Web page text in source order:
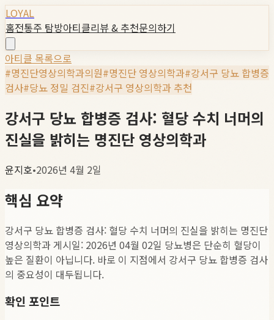
LOYAL
홈전통주 탐방아티클리뷰 & 추천문의하기
아티클 목록으로
#명진단영상의학과의원#명진단 영상의학과#강서구 당뇨 합병증
검사#당뇨 정밀 검진#강서구 영상의학과 추천
강서구 당뇨 합병증 검사: 혈당 수치 너머의
진실을 밝히는 명진단 영상의학과
윤지호•2026년 4월 2일
핵심 요약
강서구 당뇨 합병증 검사: 혈당 수치 너머의 진실을 밝히는 명진단
영상의학과 게시일: 2026년 04월 02일 당뇨병은 단순히 혈당이
높은 질환이 아닙니다. 바로 이 지점에서 강서구 당뇨 합병증 검사
의 중요성이 대두됩니다.
확인 포인트